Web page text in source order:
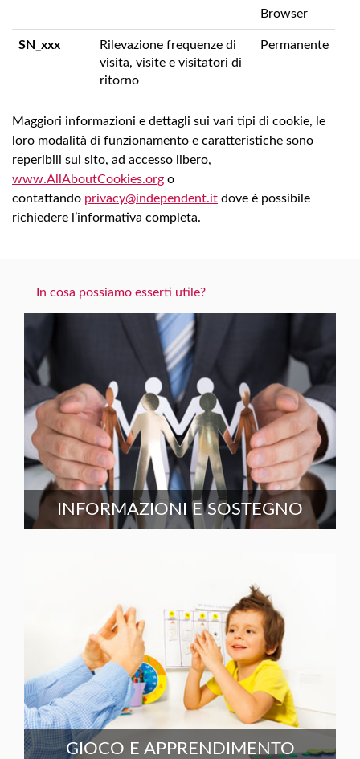
Browser
SN_xxx
Rilevazione frequenze di
visita, visite e visitatori di
ritorno
Permanente
Maggiori informazioni e dettagli sui vari tipi di cookie, le
loro modalità di funzionamento e caratteristiche sono
reperibili sul sito, ad accesso libero,
www.AllAboutCookies.org o
contattando privacy@independent.it dove è possibile
richiedere l’informativa completa.
In cosa possiamo esserti utile?
INFORMAZIONI E SOSTEGNO
GIOCO E APPRENDIMENTO